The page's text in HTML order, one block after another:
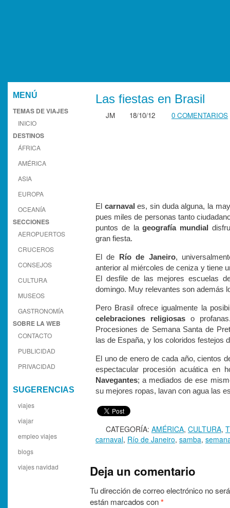
MENÚ
TEMAS DE VIAJES
INICIO
DESTINOS
ÁFRICA
AMÉRICA
ASIA
EUROPA
OCEANÍA
SECCIONES
AEROPUERTOS
CRUCEROS
CONSEJOS
CULTURA
MUSEOS
GASTRONOMÍA
SOBRE LA WEB
CONTACTO
PUBLICIDAD
PRIVACIDAD
SUGERENCIAS
viajes
viajar
empleo viajes
blogs
viajes navidad
Las fiestas en Brasil
JM 18/10/12 0 COMENTARIOS
El carnaval es, sin duda alguna, la
pues miles de personas tanto
puntos de lageografía mundial
gran fiesta.
El de Río de Janeiro,
anterior al miércoles de ceniza y tiene
El desfile de las mejores escuelas
domingo. Muy relevantes son además
Pero Brasil ofrece igualmente la
celebraciones religiosaso
Procesiones de Semana Santa de
las de España, y los coloridos festejos
El uno de enero de cada año, cientos
espectacular procesión acuática en
Navegantes; a mediados de ese
su mejores ropas, lavan con agua las
CATEGORÍA: AMÉRICA, CULTURA,
carnaval, Río de Janeiro, samba,
Deja un comentario
Tu dirección de correo electrónico no
están marcados con*